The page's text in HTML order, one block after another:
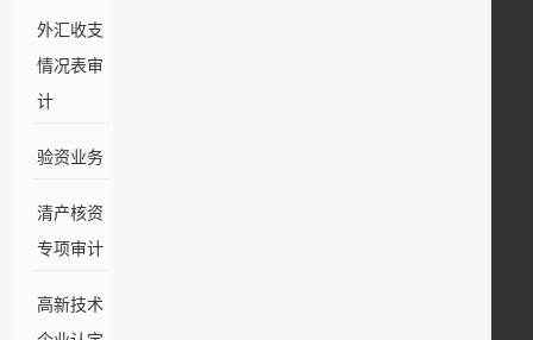
外汇收支
情况表审
计
验资业务
清产核资
专项审计
高新技术